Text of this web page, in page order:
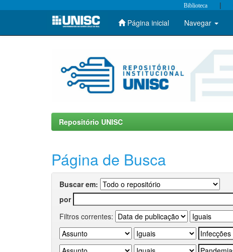
Skip
Biblioteca |
Página inicial Navegar
Repositório UNISC
Página de Busca
Buscar em:
por
Filtros correntes: